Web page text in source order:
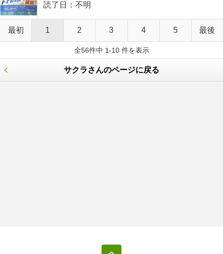
読了日： 不明
最初 1 2 3 4 5 最後
全56件中 1-10 件を表示
サクラさんのページに戻る